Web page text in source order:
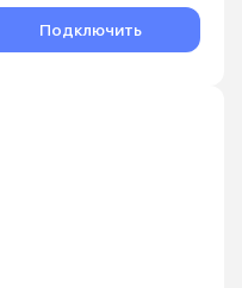
Подключить